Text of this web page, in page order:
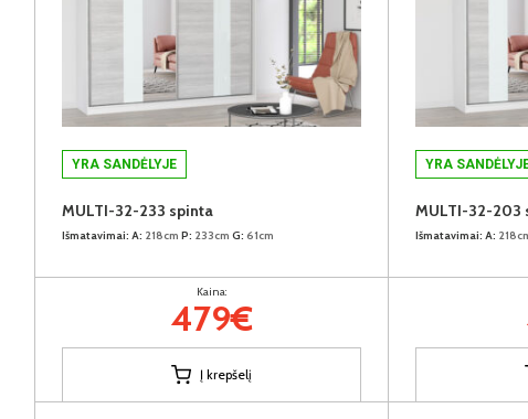
YRA SANDĖLYJE
MULTI-32-233 spinta
Išmatavimai: A: 218cm P: 233cm G: 61cm
Kaina:
479€
Į krepšelį
YRA
MULTI-32-203
Išmatavimai: A: